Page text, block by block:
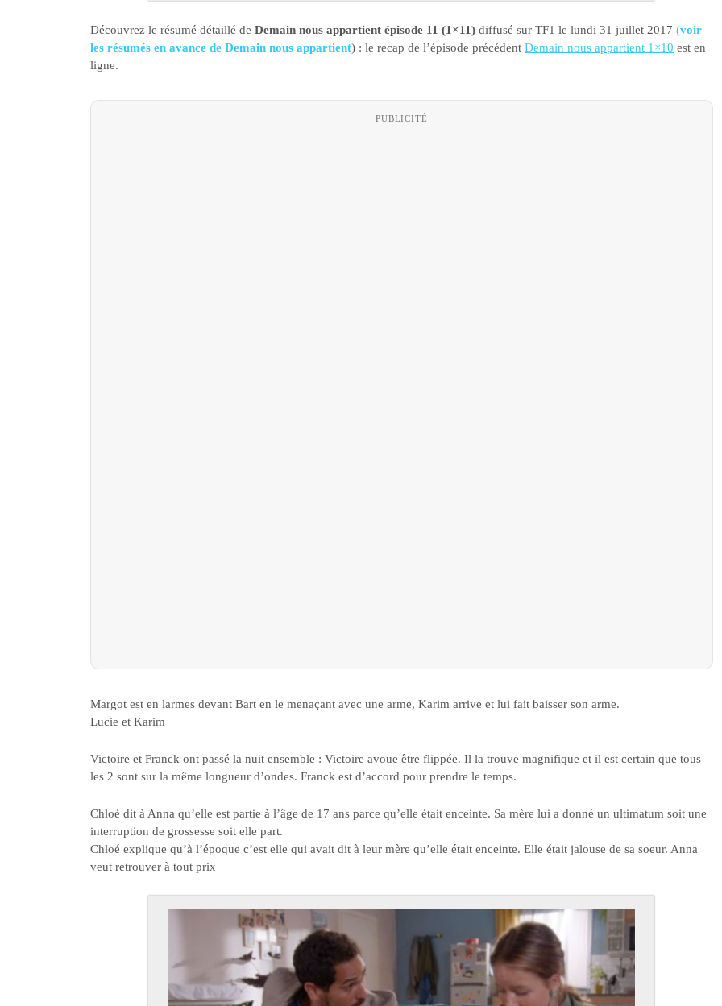
Découvrez le résumé détaillé de Demain nous appartient épisode 11 (1×11) diffusé sur TF1 le lundi 31 juillet 2017 (voir
les résumés en avance de Demain nous appartient) : le recap de l’épisode précédent Demain nous appartient 1×10 est en
ligne.
PUBLICITÉ
Margot est en larmes devant Bart en le menaçant avec une arme, Karim arrive et lui fait baisser son arme.
Lucie et Karim
Victoire et Franck ont passé la nuit ensemble : Victoire avoue être flippée. Il la trouve magnifique et il est certain que tous
les 2 sont sur la même longueur d’ondes. Franck est d’accord pour prendre le temps.
Chloé dit à Anna qu’elle est partie à l’âge de 17 ans parce qu’elle était enceinte. Sa mère lui a donné un ultimatum soit une
interruption de grossesse soit elle part.
Chloé explique qu’à l’époque c’est elle qui avait dit à leur mère qu’elle était enceinte. Elle était jalouse de sa soeur. Anna
veut retrouver à tout prix